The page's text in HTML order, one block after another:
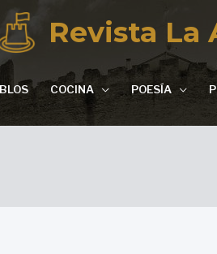
Revista La
COCINA POESÍA